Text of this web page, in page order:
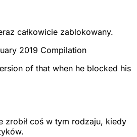
całkowicie zablokowany.
2019 Compilation
of that when he blocked his
zrobił coś w tym rodzaju, kiedy